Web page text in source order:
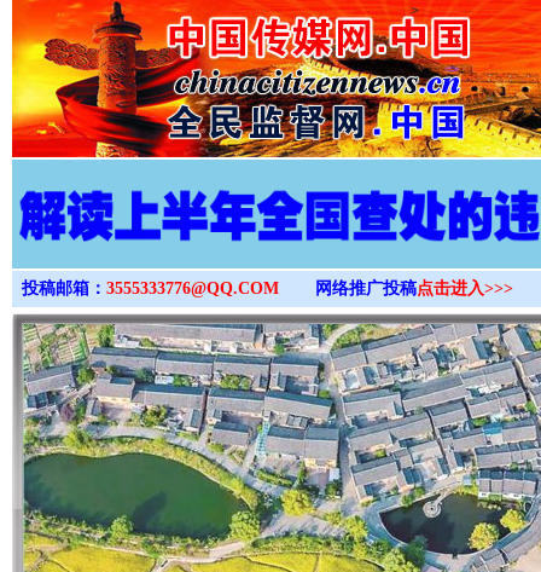
>
投稿邮箱： 3555333776@QQ.COM 网络推广投稿点击进入>>>